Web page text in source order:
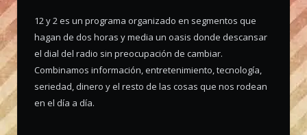
12 y 2 es un programa organizado en segmentos que
hagan de dos horas y media un oasis donde descansar
el dial del radio sin preocupación de cambiar.
Combinamos información, entretenimiento, tecnología,
seriedad, dinero y el resto de las cosas que nos rodean
en el día a día.